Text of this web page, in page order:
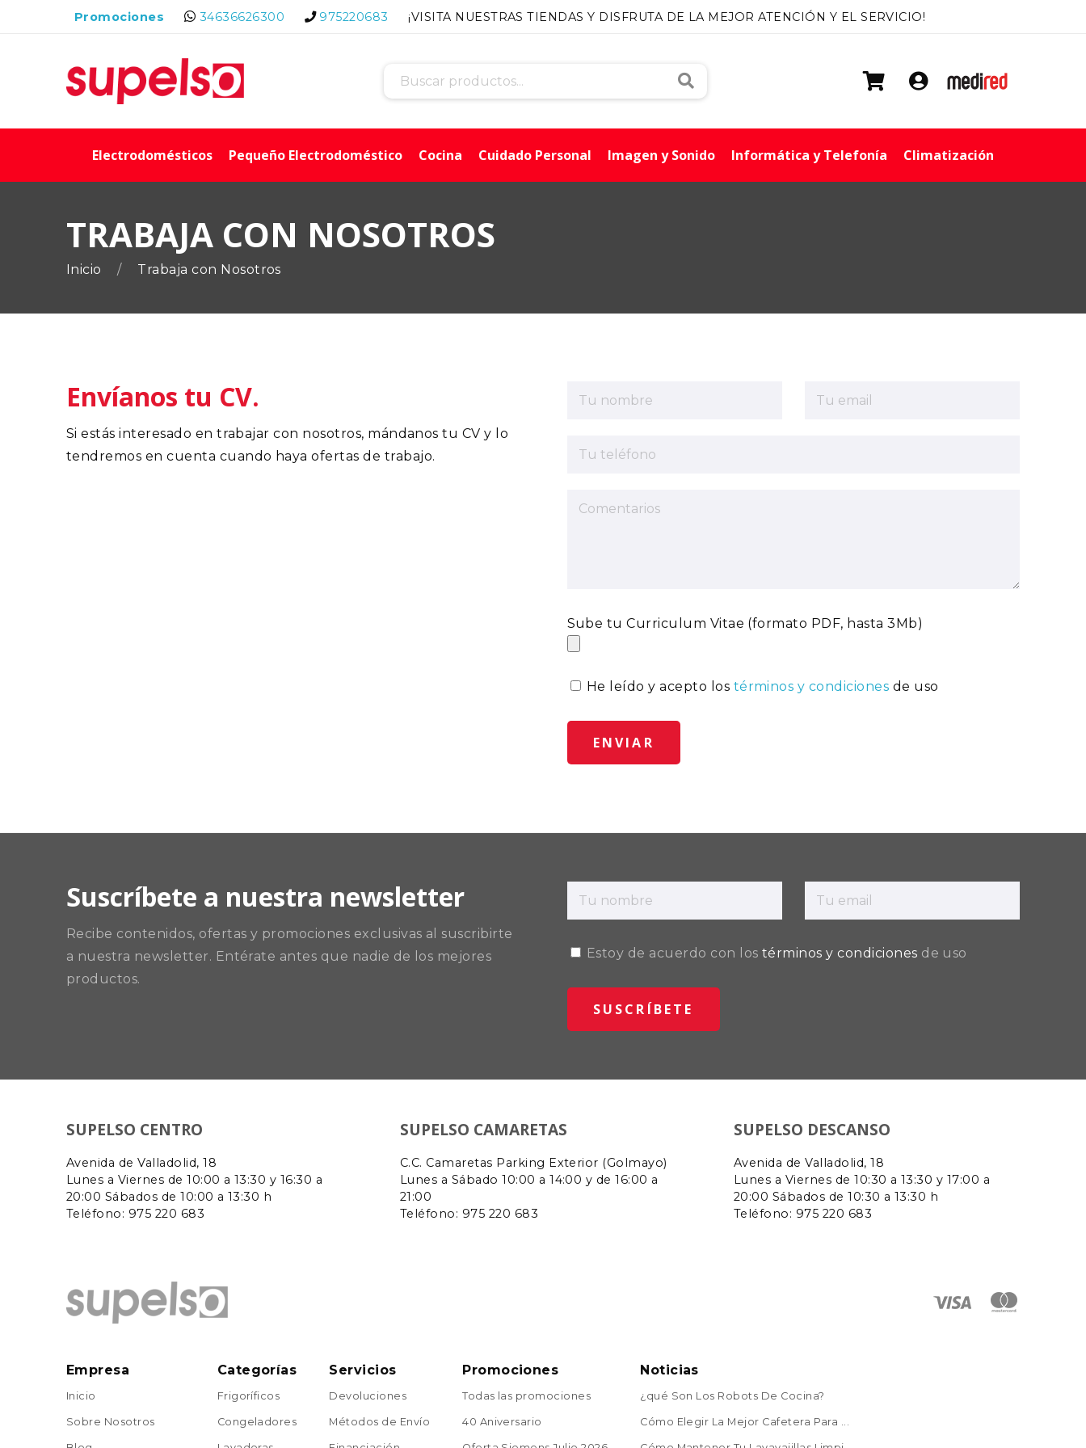
Promociones 34636626300 975220683 ¡VISITA NUESTRAS TIENDAS Y DISFRUTA DE LA MEJOR ATENCIÓN Y EL SERVICIO!
Electrodomésticos Pequeño Electrodoméstico Cocina Cuidado Personal Imagen y Sonido Informática y Telefonía Climatización
TRABAJA CON NOSOTROS
Inicio Trabaja con Nosotros
Envíanos tu CV.
Si estás interesado en trabajar con nosotros, mándanos tu CV y lo
tendremos en cuenta cuando haya ofertas de trabajo.
Sube tu Curriculum Vitae (formato PDF, hasta 3Mb)
He leído y acepto los términos y condiciones de uso
Suscríbete a nuestra newsletter
Recibe contenidos, ofertas y promociones exclusivas al suscribirte
a nuestra newsletter. Entérate antes que nadie de los mejores
productos.
Estoy de acuerdo con los términos y condiciones de uso
SUPELSO CENTRO
Avenida de Valladolid, 18
Lunes a Viernes de 10:00 a 13:30 y 16:30 a
20:00 Sábados de 10:00 a 13:30 h
Teléfono: 975 220 683
SUPELSO CAMARETAS
C.C. Camaretas Parking Exterior (Golmayo)
Lunes a Sábado 10:00 a 14:00 y de 16:00 a
21:00
Teléfono: 975 220 683
SUPELSO DESCANSO
Avenida de Valladolid, 18
Lunes a Viernes de 10:30 a 13:30 y 17:00 a
20:00 Sábados de 10:30 a 13:30 h
Teléfono: 975 220 683
Empresa
Inicio
Sobre Nosotros
Categorías
Frigoríficos
Congeladores
Servicios
Devoluciones
Métodos de Envío
Promociones
Todas las promociones
40 Aniversario
Noticias
¿qué Son Los Robots De Cocina?
Cómo Elegir La Mejor Cafetera Para ...